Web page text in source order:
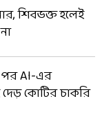
শিবভক্ত হলেই
পর AI-এর
দেড় কোটির চাকরি